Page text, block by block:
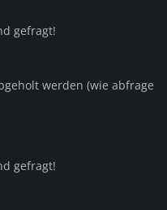
gefragt!
werden (wie abfrage
gefragt!